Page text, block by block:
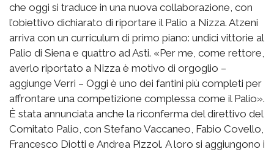
che oggi si traduce in una nuova collaborazione, con
l’obiettivo dichiarato di riportare il Palio a Nizza. Atzeni
arriva con un curriculum di primo piano: undici vittorie al
Palio di Siena e quattro ad Asti. «Per me, come rettore,
averlo riportato a Nizza è motivo di orgoglio –
aggiunge Verri – Oggi è uno dei fantini più completi per
affrontare una competizione complessa come il Palio».
È stata annunciata anche la riconferma del direttivo del
Comitato Palio, con Stefano Vaccaneo, Fabio Covello,
Francesco Diotti e Andrea Pizzol. A loro si aggiungono i